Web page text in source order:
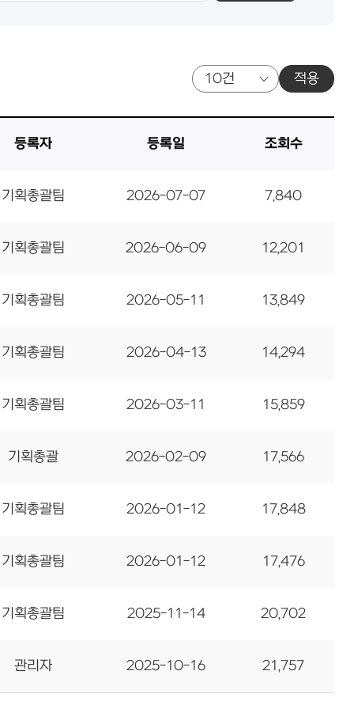
적용
등록자 등록일 조회수
기획총괄팀 2026-07-07 7,840
기획총괄팀 2026-06-09 12,201
기획총괄팀 2026-05-11 13,849
기획총괄팀 2026-04-13 14,294
기획총괄팀 2026-03-11 15,859
기획총괄 2026-02-09 17,566
기획총괄팀 2026-01-12 17,848
기획총괄팀 2026-01-12 17,476
기획총괄팀 2025-11-14 20,702
관리자 2025-10-16 21,757